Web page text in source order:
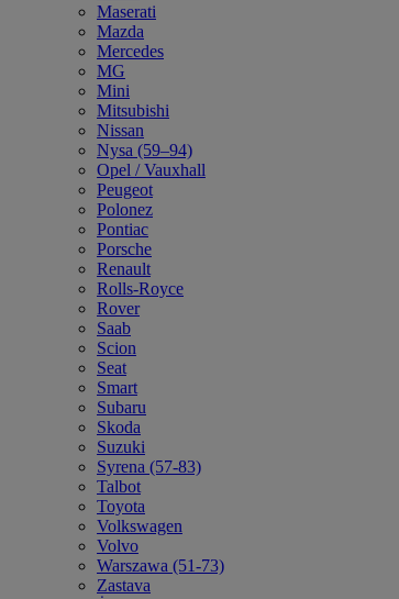
Maserati
Mazda
Mercedes
MG
Mini
Mitsubishi
Nissan
Nysa (59–94)
Opel / Vauxhall
Peugeot
Polonez
Pontiac
Porsche
Renault
Rolls-Royce
Rover
Saab
Scion
Seat
Smart
Subaru
Skoda
Suzuki
Syrena (57-83)
Talbot
Toyota
Volkswagen
Volvo
Warszawa (51-73)
Zastava